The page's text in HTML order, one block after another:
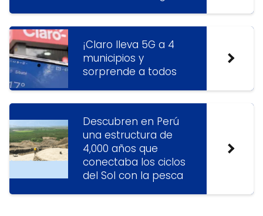
¡Claro lleva 5G a 4
municipios y
sorprende a todos
Descubren en Perú
una estructura de
4,000 años que
conectaba los ciclos
del Sol con la pesca